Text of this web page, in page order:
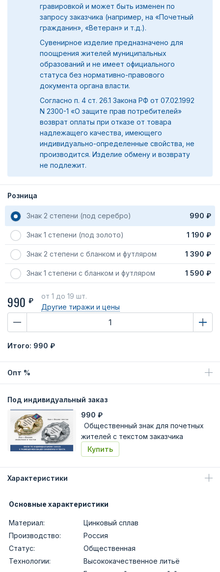
гравировкой и может быть изменен по
запросу заказчика (например, на «Почетный
гражданин», «Ветеран» и т.д.).
Сувенирное изделие предназначено для
поощрения жителей муниципальных
образований и не имеет официального
статуса без нормативно-правового
документа органа власти.
Согласно п. 4 ст. 26.1 Закона РФ от 07.02.1992
N 2300-1 «О защите прав потребителей»
возврат оплаты при отказе от товара
надлежащего качества, имеющего
индивидуально-определенные свойства, не
производится. Изделие обмену и возврату
не подлежит.
Розница
Знак 2 степени (под серебро) 990 ₽
Знак 1 степени (под золото) 1 190 ₽
Знак 2 степени с бланком и футляром 1 390 ₽
Знак 1 степени с бланком и футляром 1 590 ₽
990 ₽
от 1 до 19 шт.
Другие тиражии цены
Итого: 990 ₽
Опт %
Под индивидуальный заказ
990 ₽
Общественный знак для почетных
жителей с текстом заказчика
Купить
Характеристики
Основные характеристики
Материал:
Цинковый сплав
Производство:
Россия
Статус:
Общественная
Технологии:
Высококачественное литьё